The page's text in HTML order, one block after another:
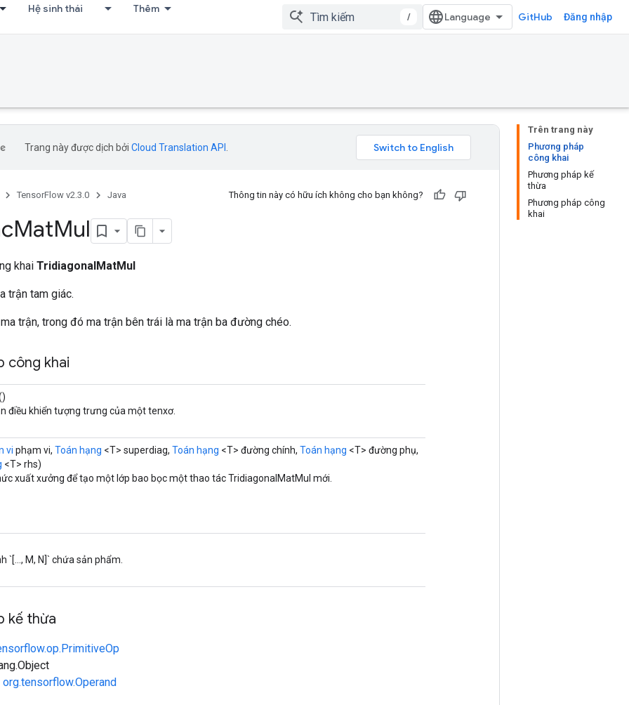
Hệ sinh thái Thêm
/ GitHub Đăng nhập
Trên trang này
Phương pháp
công khai
Phương pháp kế
thừa
Phương pháp công
khai
Trang này được dịch bởi Cloud Translation API
TensorFlow v2.3.0 Java Thông tin này có hữu ích không cho bạn không?
MatMul
khai TridiagonalMatMul
trận tam giác.
trận, trong đó ma trận bên trái là ma trận ba đường chéo.
công khai
điều khiển tượng trưng của một tenxơ.
vi phạm vi, Toán hạng <T> superdiag, Toán hạng <T> đường chính, Toán hạng <T> đường phụ,
<T> rhs)
xuất xưởng để tạo một lớp bao bọc một thao tác TridiagonalMatMul mới.
`[..., M, N]` chứa sản phẩm.
kế thừa
org.tensorflow.Operand